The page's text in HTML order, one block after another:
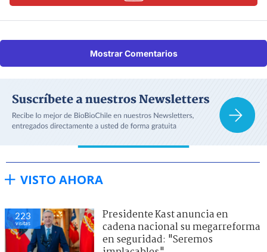
Mostrar Comentarios
VISTO AHORA
223
visitas
Presidente Kast anuncia en
cadena nacional su megarreforma
en seguridad: "Seremos